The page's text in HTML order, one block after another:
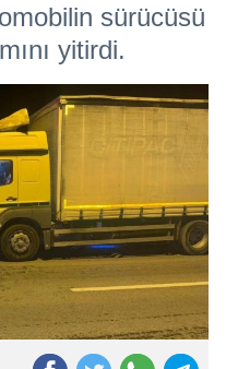
sürücüsü
yitirdi.